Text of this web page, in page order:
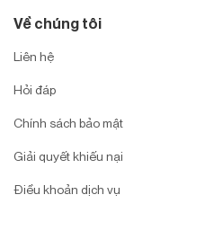
Về chúng tôi
Liên hệ
Hỏi đáp
Chính sách bảo mật
Giải quyết khiếu nại
Điều khoản dịch vụ